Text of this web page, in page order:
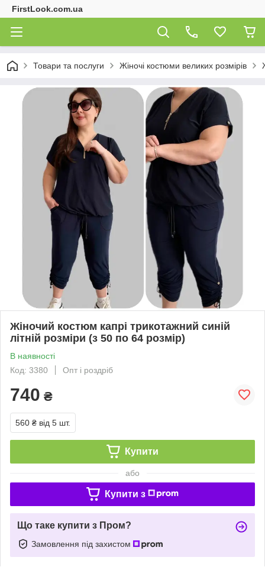
FirstLook.com.ua
Товари та послуги Жіночі костюми великих розмірів
Жіночий костюм капрі трикотажний синій
літній розміри (з 50 по 64 розмір)
В наявності
Код: 3380
Опт і роздріб
740 ₴
560 ₴ від 5 шт.
Купити
або
Купити з
Що таке купити з Пром?
Замовлення під захистом